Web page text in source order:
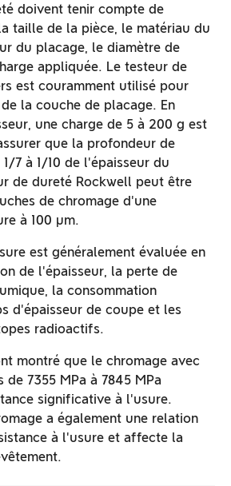
doivent tenir compte de
taille de la pièce, le matériau du
du placage, le diamètre de
appliquée. Le testeur de
est couramment utilisé pour
la couche de placage. En
une charge de 5 à 200 g est
que la profondeur de
7 à 1/10 de l'épaisseur du
de dureté Rockwell peut être
de chromage d'une
à 100 µm.
est généralement évaluée en
de l'épaisseur, la perte de
la consommation
d'épaisseur de coupe et les
radioactifs.
montré que le chromage avec
7355 MPa à 7845 MPa
significative à l'usure.
a également une relation
à l'usure et affecte la